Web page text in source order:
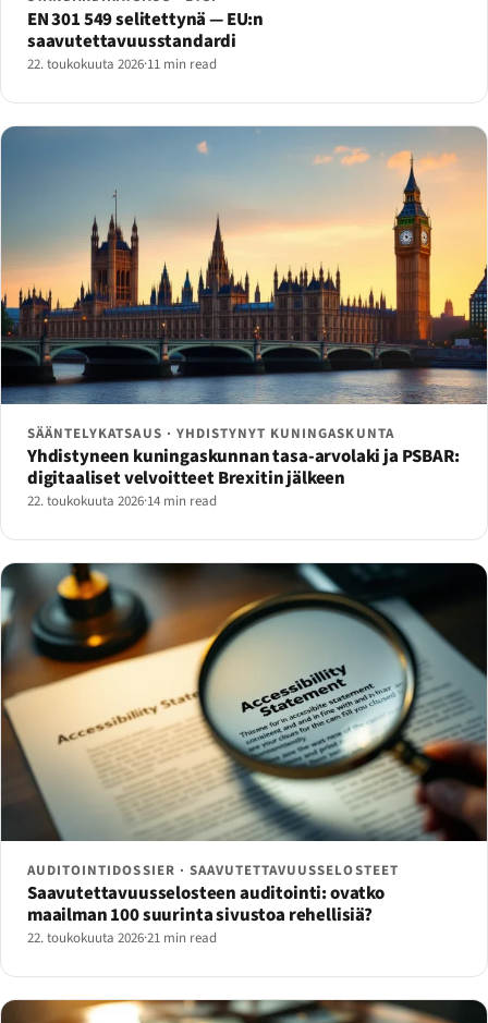
EN 301 549 selitettynä — EU:n
saavutettavuusstandardi
22. toukokuuta 2026·11 min read
SÄÄNTELYKATSAUS · YHDISTYNYT KUNINGASKUNTA
Yhdistyneen kuningaskunnan tasa-arvolaki ja PSBAR:
digitaaliset velvoitteet Brexitin jälkeen
22. toukokuuta 2026·14 min read
AUDITOINTIDOSSIER · SAAVUTETTAVUUSSELOSTEET
Saavutettavuusselosteen auditointi: ovatko
maailman 100 suurinta sivustoa rehellisiä?
22. toukokuuta 2026·21 min read